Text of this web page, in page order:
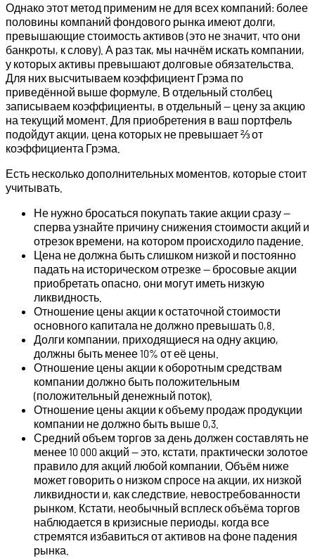
Однако этот метод применим не для всех компаний: более
половины компаний фондового рынка имеют долги,
превышающие стоимость активов (это не значит, что они
банкроты, к слову). А раз так, мы начнём искать компании,
у которых активы превышают долговые обязательства.
Для них высчитываем коэффициент Грэма по
приведённой выше формуле. В отдельный столбец
записываем коэффициенты, в отдельный — цену за акцию
на текущий момент. Для приобретения в ваш портфель
подойдут акции, цена которых не превышает ⅔ от
коэффициента Грэма.
Есть несколько дополнительных моментов, которые стоит
учитывать.
Не нужно бросаться покупать такие акции сразу —
сперва узнайте причину снижения стоимости акций и
отрезок времени, на котором происходило падение.
Цена не должна быть слишком низкой и постоянно
падать на историческом отрезке — бросовые акции
приобретать опасно, они могут иметь низкую
ликвидность.
Отношение цены акции к остаточной стоимости
основного капитала не должно превышать 0,8.
Долги компании, приходящиеся на одну акцию,
должны быть менее 10% от её цены.
Отношение цены акции к оборотным средствам
компании должно быть положительным
(положительный денежный поток).
Отношение цены акции к объему продаж продукции
компании не должно быть выше 0,3.
Средний объем торгов за день должен составлять не
менее 10 000 акций — это, кстати, практически золотое
правило для акций любой компании. Объём ниже
может говорить о низком спросе на акции, их низкой
ликвидности и, как следствие, невостребованности
рынком. Кстати, необычный всплеск объёма торгов
наблюдается в кризисные периоды, когда все
стремятся избавиться от активов на фоне падения
рынка.